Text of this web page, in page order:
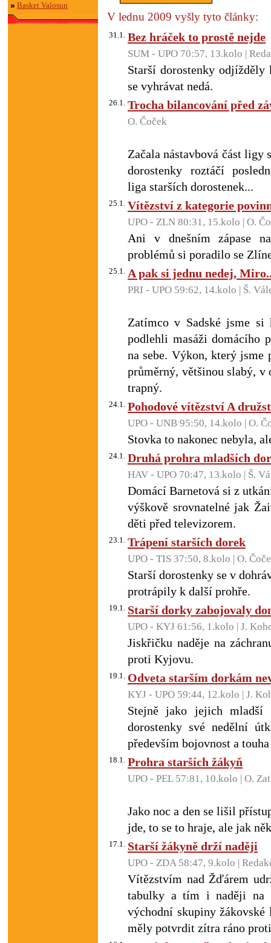
Basket Valosun
V lednu 2009 vyšly tyto články:
31.1. Bez hráček to prostě nejde
SUM - UPO 70:57, 13.kolo |
Starší dorostenky odjížděly
se vyhrávat nedá.
26.1. Trocha bilancování před
O. Čoček
Začala nástavbová část
dorostenky roztáčí
liga starších dorostenek...
25.1. Vítězství z kategorie
UPO - ZLN 80:31, 15.kolo | O.
Ani v dnešním zápase
problémů si poradilo se
25.1. A pak si jednu nedej,
PRI - UPO 59:62, 14.kolo | Š.
Zatímco v Sadské jsme si
podlehli masáži domácího
na sebe. Výkon, který
průměrný, většinou slabý, v
trapný.
24.1. Pohodové vítězství A
UPO - UNB 95:50, 14.kolo | O.
Stovka to nakonec nebyla,
24.1. Druhá prohra mladších
HAV - UPO 70:47, 13.kolo | Š.
Domácí Barnetová si z
výškově srovnatelné jak
děti před televizorem.
23.1. Trápení starších dorek
UPO - TIS 37:50, 8.kolo | O.
Starší dorostenky se v
protrápily k další prohře.
19.1. Starší dorky zabojovaly
UPO - KYJ 61:56, 1.kolo | J.
Jiskřičku naděje na
proti Kyjovu.
19.1. Odveta starším dorkám
KYJ - UPO 59:44, 12.kolo | J.
Stejně jako jejich
dorostenky své nedělní
především bojovnost a
18.1. Prohra starších žákyň
UPO - PEL 57:81, 10.kolo | O.
Jako noc a den se lišil
jde, to se to hraje, ale jak
17.1. Starší žákyně drží naději
UPO - ZDA 58:47, 9.kolo |
Vítězstvím nad Žďárem
tabulky a tím i naději na
východní skupiny
měly potvrdit zítra ráno